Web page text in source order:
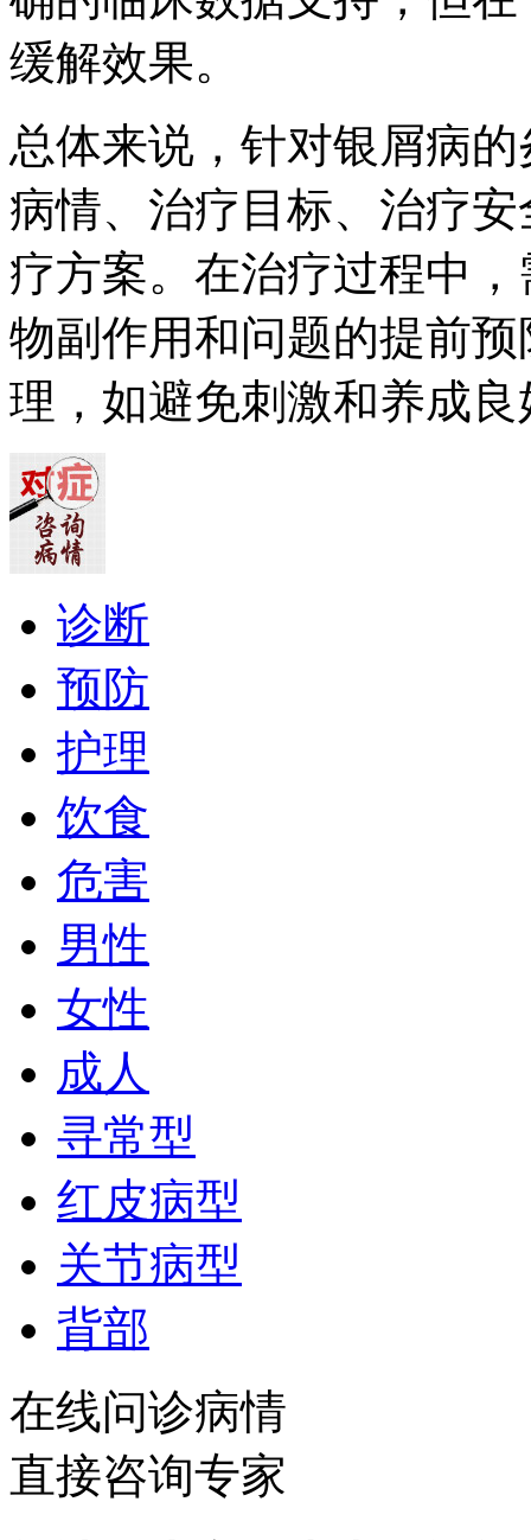
缓解效果。
总体来说，针对银屑病
病情、治疗目标、治疗
疗方案。在治疗过程中
物副作用和问题的提前
理，如避免刺激和养成
诊断
预防
护理
饮食
危害
男性
女性
成人
寻常型
红皮病型
关节病型
背部
在线问诊病情
直接咨询专家